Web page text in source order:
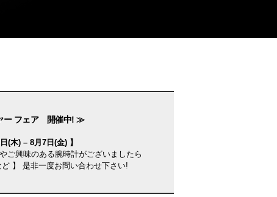
ー フェア 開催中! ≫
(木) – 8月7日(金) 】
ご興味のある腕時計がございましたら
ど 】 是非一度お問い合わせ下さい!